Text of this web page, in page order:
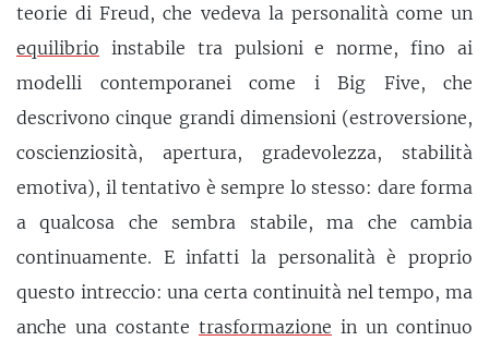
teorie di Freud, che vedeva la personalità come un
equilibrio instabile tra pulsioni e norme, fino ai
modelli contemporanei come i Big Five, che
descrivono cinque grandi dimensioni (estroversione,
coscienziosità, apertura, gradevolezza, stabilità
emotiva), il tentativo è sempre lo stesso: dare forma
a qualcosa che sembra stabile, ma che cambia
continuamente. E infatti la personalità è proprio
questo intreccio: una certa continuità nel tempo, ma
anche una costante trasformazione in un continuo